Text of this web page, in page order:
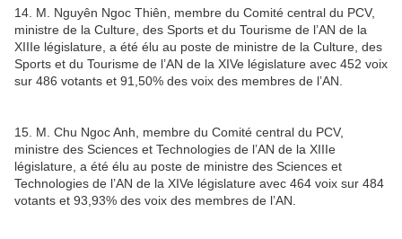
14. M. Nguyên Ngoc Thiên, membre du Comité central du PCV,
ministre de la Culture, des Sports et du Tourisme de l’AN de la
XIIIe législature, a été élu au poste de ministre de la Culture, des
Sports et du Tourisme de l’AN de la XIVe législature avec 452 voix
sur 486 votants et 91,50% des voix des membres de l’AN.
15. M. Chu Ngoc Anh, membre du Comité central du PCV,
ministre des Sciences et Technologies de l’AN de la XIIIe
législature, a été élu au poste de ministre des Sciences et
Technologies de l’AN de la XIVe législature avec 464 voix sur 484
votants et 93,93% des voix des membres de l’AN.